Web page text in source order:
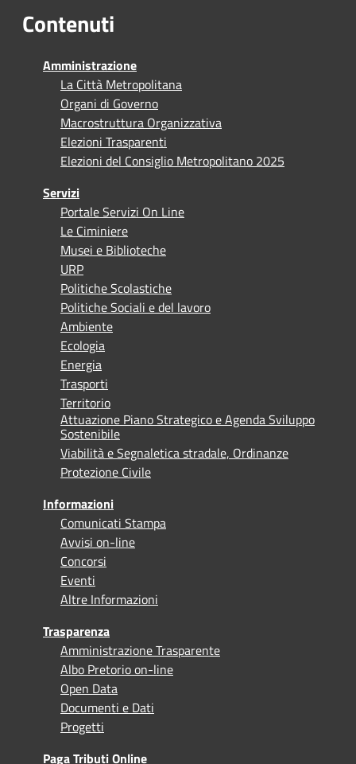
Contenuti
Amministrazione
La Città Metropolitana
Organi di Governo
Macrostruttura Organizzativa
Elezioni Trasparenti
Elezioni del Consiglio Metropolitano 2025
Servizi
Portale Servizi On Line
Le Ciminiere
Musei e Biblioteche
URP
Politiche Scolastiche
Politiche Sociali e del lavoro
Ambiente
Ecologia
Energia
Trasporti
Territorio
Attuazione Piano Strategico e Agenda Sviluppo
Sostenibile
Viabilità e Segnaletica stradale, Ordinanze
Protezione Civile
Informazioni
Comunicati Stampa
Avvisi on-line
Concorsi
Eventi
Altre Informazioni
Trasparenza
Amministrazione Trasparente
Albo Pretorio on-line
Open Data
Documenti e Dati
Progetti
Paga Tributi Online